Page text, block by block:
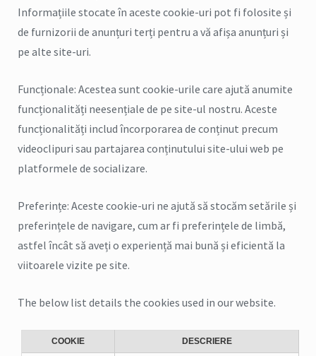
Informațiile stocate în aceste cookie-uri pot fi folosite și
de furnizorii de anunțuri terți pentru a vă afișa anunțuri și
pe alte site-uri.
Funcționale: Acestea sunt cookie-urile care ajută anumite
funcționalități neesențiale de pe site-ul nostru. Aceste
funcționalități includ încorporarea de conținut precum
videoclipuri sau partajarea conținutului site-ului web pe
platformele de socializare.
Preferințe: Aceste cookie-uri ne ajută să stocăm setările și
preferințele de navigare, cum ar fi preferințele de limbă,
astfel încât să aveți o experiență mai bună și eficientă la
viitoarele vizite pe site.
The below list details the cookies used in our website.
COOKIE DESCRIERE